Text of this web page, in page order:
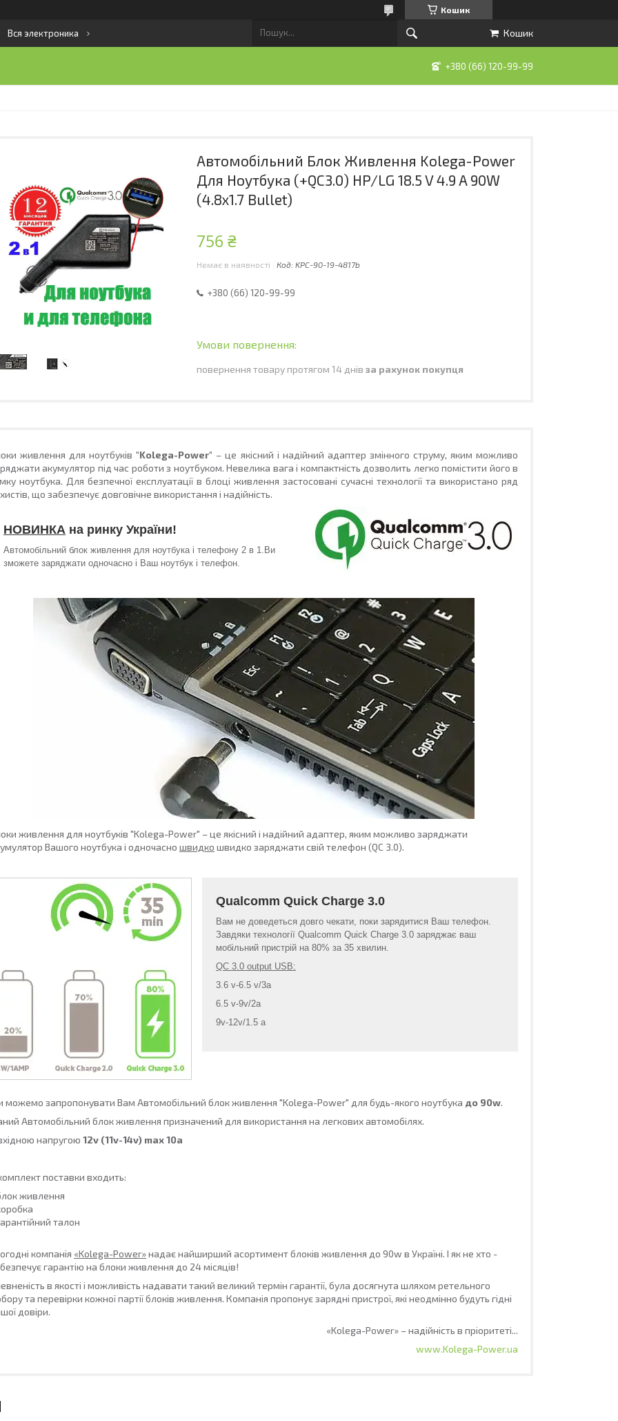
Кошик
Вся электроника Кошик
+380 (66) 120-99-99
Автомобільний Блок Живлення Kolega-Power
Для Ноутбука (+QC3.0) HP/LG 18.5 V 4.9 A 90W
(4.8x1.7 Bullet)
756 ₴
Немає в наявності Код: KPC-90-19-4817b
+380 (66) 120-99-99
повернення товару протягом 14 днів за рахунок покупця
живлення для ноутбуків"Kolega-Power" – це якісний і надійний адаптер змінного струму, яким можливо
акумулятор під час роботи з ноутбуком. Невелика вага і компактність дозволить легко помістити його в
ноутбука. Для безпечної експлуатації в блоці живлення застосовані сучасні технології та використано ряд
що забезпечує довговічне використання і надійність.
НОВИНКА на ринку України!
Автомобільний блок живлення для ноутбука і телефону 2 в 1.Ви
зможете заряджати одночасно і Ваш ноутбук і телефон.
живлення для ноутбуків "Kolega-Power" – це якісний і надійний адаптер, яким можливо заряджати
Вашого ноутбука і одночасно швидко швидко заряджати свій телефон (QC 3.0).
Qualcomm Quick Charge 3.0
Вам не доведеться довго чекати, поки зарядитися Ваш телефон.
Завдяки технології Qualcomm Quick Charge 3.0 заряджає ваш
мобільний пристрій на 80% за 35 хвилин.
QC 3.0 output USB:
3.6 v-6.5 v/3a
6.5 v-9v/2a
9v-12v/1.5 a
можемо запропонувати Вам Автомобільний блок живлення "Kolega-Power" для будь-якого ноутбука до 90w.
Автомобільний блок живлення призначений для використання на легкових автомобілях.
напругою 12v (11v-14v) max 10a
поставки входить:
живлення
талон
компанія «Kolega-Power»надає найширший асортимент блоків живлення до 90w в Україні. І як не хто -
гарантію на блоки живлення до 24 місяців!
в якості і можливість надавати такий великий термін гарантії, була досягнута шляхом ретельного
та перевірки кожної партії блоків живлення. Компанія пропонує зарядні пристрої, які неодмінно будуть гідні
довіри.
«Kolega-Power» – надійність в пріоритеті...
www.Kolega-Power.ua